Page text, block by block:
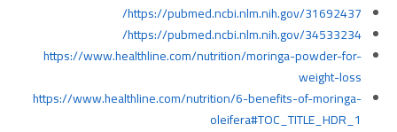
https://pubmed.ncbi.nlm.nih.gov/31692437/
https://pubmed.ncbi.nlm.nih.gov/34533234/
https://www.healthline.com/nutrition/moringa-powder-for-
weight-loss
https://www.healthline.com/nutrition/6-benefits-of-moringa-
oleifera#TOC_TITLE_HDR_1